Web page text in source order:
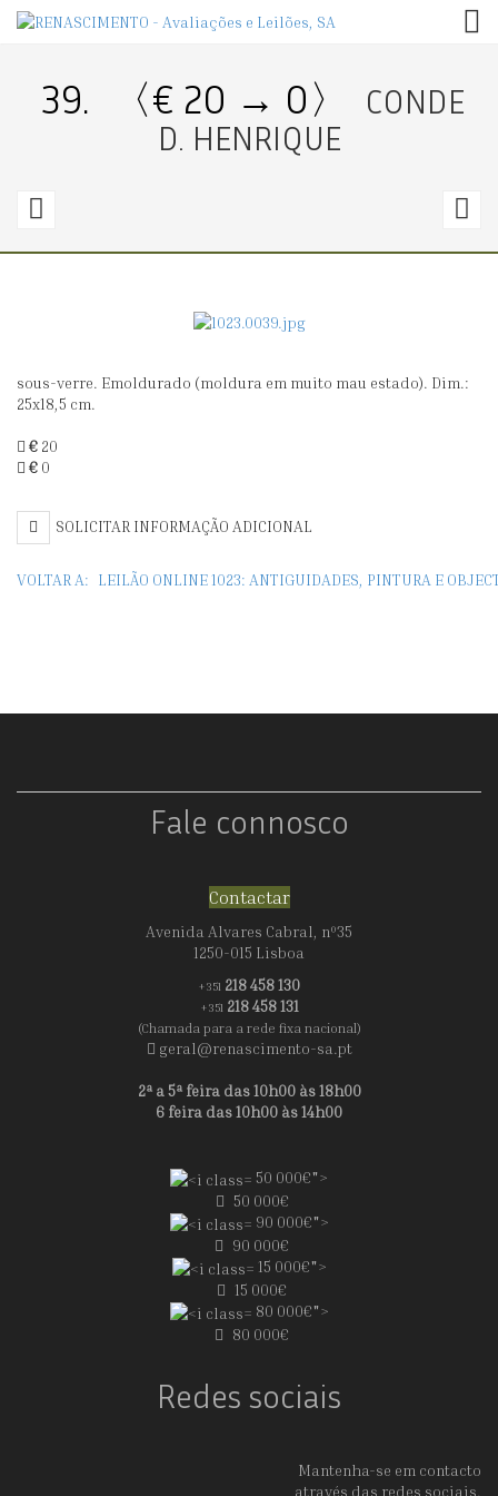
39. 〈€ 20 → 0〉
CONDE
D. HENRIQUE
〈€
CÓMODA
sous-verre. Emoldurado (moldura em muito mau estado). Dim.:
25x18,5 cm.
€ 20
€ 0
SOLICITAR INFORMAÇÃO ADICIONAL
VOLTAR A: LEILÃO ONLINE 1023: ANTIGUIDADES, PINTURA E
Fale connosco
Contactar
Avenida Alvares Cabral, nº35
1250-015 Lisboa
+351 218 458 130
+351 218 458 131
(Chamada para a rede fixa nacional)
geral@renascimento-sa.pt
2ª a 5ª feira das 10h00 às 18h00
6 feira das 10h00 às 14h00
50 000€">
50 000€
90 000€">
90 000€
15 000€">
15 000€
80 000€">
80 000€
Redes sociais
Mantenha-se em contacto
através das redes sociais.